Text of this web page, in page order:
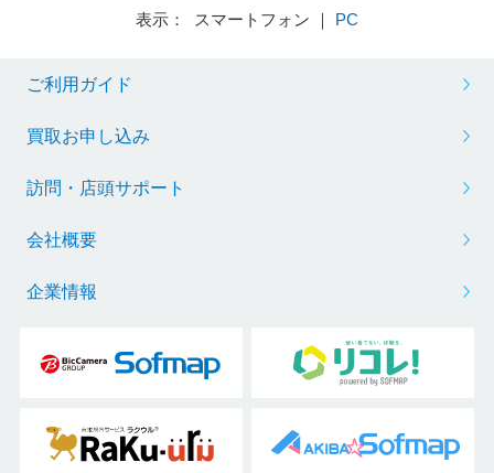
表示： スマートフォン ｜ PC
ご利用ガイド
買取お申し込み
訪問・店頭サポート
会社概要
企業情報